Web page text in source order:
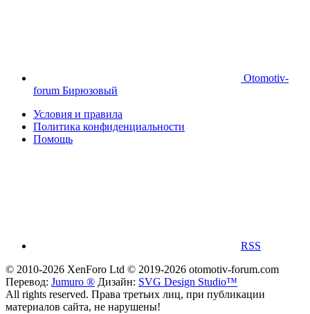
Otomotiv-
forum Бирюзовый
Условия и правила
Политика конфиденциальности
Помощь
RSS
© 2010-2026 XenForo Ltd © 2019-2026 otomotiv-forum.com
Перевод: Jumuro ® Дизайн: SVG Design Studio™
All rights reserved. Права третьих лиц, при публикации
материалов сайта, не нарушены!